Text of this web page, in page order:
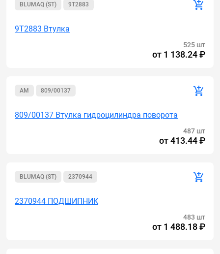
BLUMAQ (ST) 9T2883
9T2883 Втулка
525 шт
от 1 138.24 ₽
AM 809/00137
809/00137 Втулка гидроцилиндра поворота
487 шт
от413.44 ₽
BLUMAQ (ST) 2370944
2370944 ПОДШИПНИК
483 шт
от 1 488.18 ₽